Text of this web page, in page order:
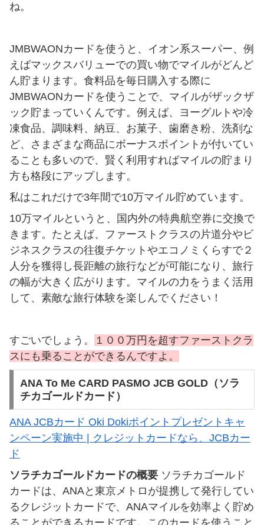
ね。
JMBWAONカードを使うと、イオン系スーパー、例
えばマックスバリューでの買い物でマイルがどんど
ん貯まります。食料品を毎日購入する際に
JMBWAONカードを使うことで、マイルがザックザ
ック貯まっていくんです。例えば、ヨーグルトや冷
凍食品、調味料、納豆、お菓子、歯磨き粉、洗剤な
ど、さまざまな商品にボーナスポイントが付いてい
ることも多いので、賢く利用すればマイルの貯まり
方も格段にアップします。
私はこれだけで3年間で10万マイル貯めています。
10万マイルというと、国内外の特典航空券に交換で
きます。たとえば、ファーストクラスの片道分やビ
ジネスクラスの往復チケットやエコノミくらすで２
人分を獲得し長距離の旅行などが可能になり、旅行
の幅が大きく広がります。マイルの力をうまく活用
して、素敵な旅行体験を楽しんでください！
すごいでしょう。
１００万円を超すファーストクラ
スにも乗ることができるんですよ。
ANA To Me CARD PASMO JCB GOLD（ソラ
チカゴールドカード）
ANA JCBカード Oki Dokiポイントプレゼントキャ
ンペーン実施中 | クレジットカードなら、JCBカー
ド
ソラチカゴールドカードの概要 ソラチカゴールド
カードは、ANAと東京メトロが提携して発行してい
るクレジットカードで、ANAマイルを効率よく貯め
ることができるカードです。このカードを使うこと